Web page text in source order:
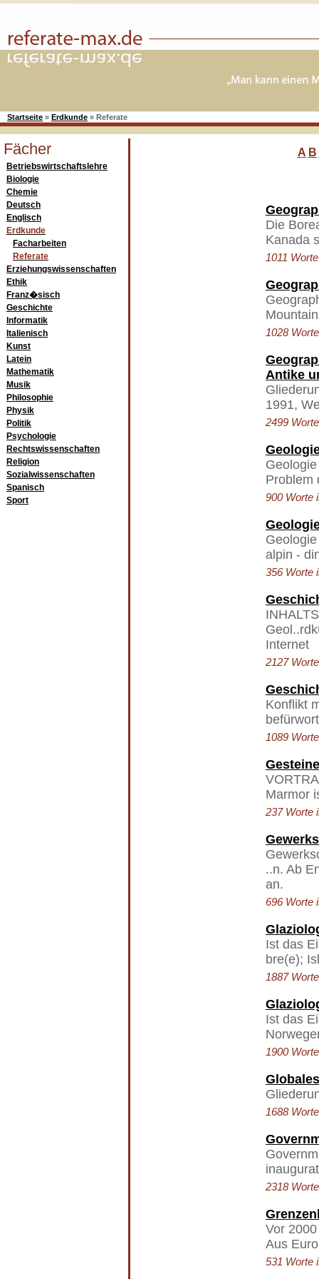
Startseite » Erdkunde » Referate
Fächer
Betriebswirtschaftslehre
Biologie
Chemie
Deutsch
Englisch
Erdkunde
Facharbeiten
Referate
Erziehungswissenschaften
Ethik
Franz�sisch
Geschichte
Informatik
Italienisch
Kunst
Latein
Mathematik
Musik
Philosophie
Physik
Politik
Psychologie
Rechtswissenschaften
Religion
Sozialwissenschaften
Spanisch
Sport
A B
Die
Kanada
1011
1028
Antike
1991,
2499
Problem
900 Worte
alpin -
356 Worte
Internet
2127
Konflikt
1089
Gesteine
Marmor
237 Worte
..n. Ab
an.
696 Worte
Ist das
bre(e);
1887
Ist das
1900
1688
2318
Vor
Aus
531 Worte